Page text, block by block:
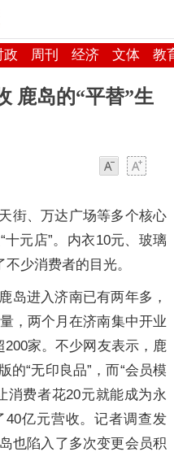
政 周刊 经济 文体 教
鹿岛的“平替”生
、万达广场等多个核心
元店”。内衣10元、玻璃
少消费者的目光。
进入济南已有两年多，
，两个月在济南集中开业
家。不少网友表示，鹿
的“无印良品”，而“会员模
消费者花20元就能成为永
亿元营收。记者调查发
也陷入了多次变更会员积